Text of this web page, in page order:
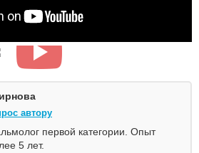
автору
первой категории. Опыт
5 лет.